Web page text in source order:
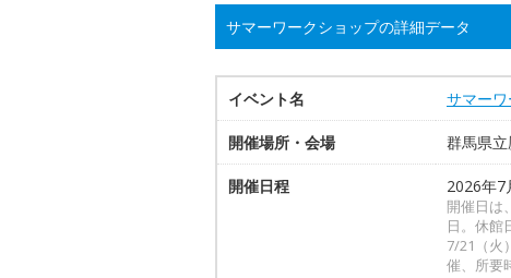
サマーワークショップの詳細データ
イベント名 サマー
開催場所・会場 群馬県
開催日程 2026年7
開催日は
日。休館
7/21（火
催、所要